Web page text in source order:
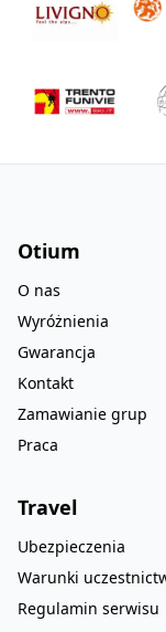
Otium
O nas
Wyróżnienia
Gwarancja
Kontakt
Zamawianie grup
Praca
Travel
Ubezpieczenia
Warunki
Regulamin serwisu